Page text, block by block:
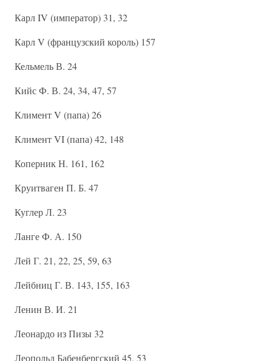
Карл IV (император) 31, 32
Карл V (французский король) 157
Кельмель В. 24
Кийс Ф. В. 24, 34, 47, 57
Климент V (папа) 26
Климент VI (папа) 42, 148
Коперник Н. 161, 162
Круитваген П. Б. 47
Куглер Л. 23
Ланге Ф. А. 150
Лей Г. 21, 22, 25, 59, 63
Лейбниц Г. В. 143, 155, 163
Ленин В. И. 21
Леонардо из Пизы 32
Леопольд Бабенбергский 45, 53